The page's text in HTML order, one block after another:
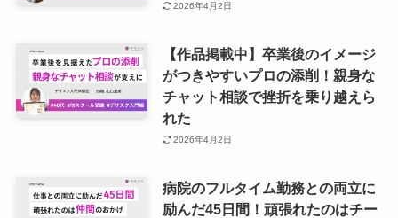
2026年4月2日
【作品掲載中】卒業後のイメージ
がつきやすいプロの添削！親身な
チャット相談で挫折を乗り越えら
れた
2026年4月2日
病院のフルタイム勤務との両立に
励んだ45日間！頑張れたのはチー